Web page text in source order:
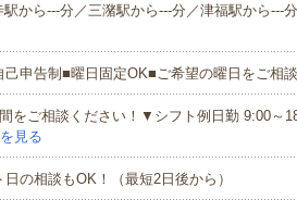
から---分／三潴駅から---分／津福駅から---
己申告制■曜日固定OK■ご希望の曜日をご相談
をご相談ください！▼シフト例日勤 9:00～
見る
の相談もOK！（最短2日後から）